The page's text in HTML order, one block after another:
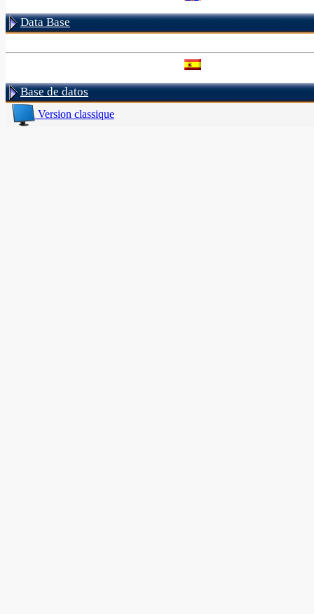
Data Base
Base de datos
Version classique